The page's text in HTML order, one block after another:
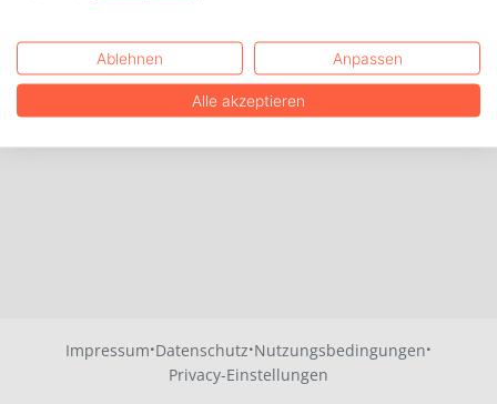
Impressum·Datenschutz·Nutzungsbedingungen·
Privacy-Einstellungen
Ablehnen Anpassen
Alle akzeptieren